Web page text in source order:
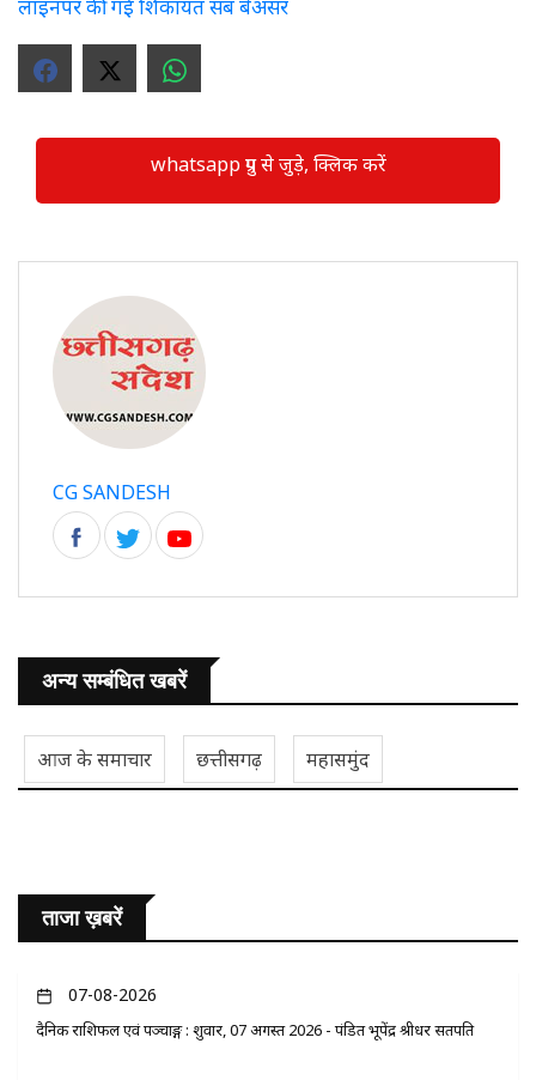
लाइनपर की गई शिकायत सब बेअसर
whatsapp ग्रुप से जुड़े, क्लिक करें
CG SANDESH
अन्य सम्बंधित खबरें
आज के समाचार छत्तीसगढ़ महासमुंद
ताजा ख़बरें
07-08-2026
दैनिक राशिफल एवं पञ्चाङ्ग : शुक्रवार, 07 अगस्त 2026 - पंडित भूपेंद्र श्रीधर सतपति